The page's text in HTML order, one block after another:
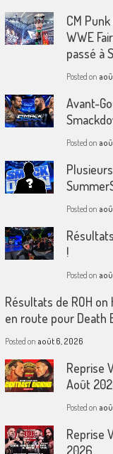
CM
WWE
passé à
Posted on
Avant-
Posted on
Posted on
!
Posted on
Résultats de ROH
en route pour Death
Posted on août 6, 2026
Reprise
Août
Posted on
Reprise
2026